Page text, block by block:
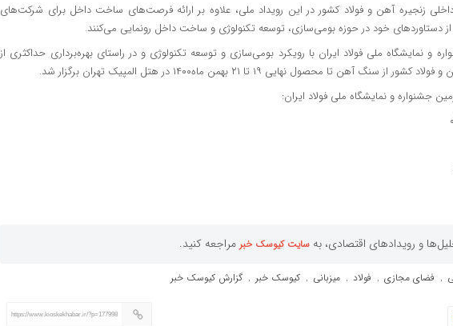
داخلی زنجیره آهن و فولاد کشور در این رویداد ملی، علاوه بر ارائه فرصت‌های ساخت داخل برای شرکت‌های
دستاوردهای خود در حوزه بومی‌سازی، توسعه تکنولوژی و ساخت داخل رونمایی می‌کنند.
و نمایشگاه‌ ملی فولاد ایران با رویکرد بومی‌سازی و توسعه تکنولوژی و در راستای بهره‌برداری حداکثری از
تا محصول نهایی ۱۹ تا ۲۱ بهمن ماه۱۴۰۰ در هتل المپیک تهران برگزار شد.
جشنواره و نمایشگاه ملی فولاد ایران:
و رویدادهای اقتصادی، به سایت کیوسک خبر مراجعه کنید.
, فضای مجازی , فولاد , میزبانی , کیوسک خبر , گزارش کیوسک خبر
https://www.kioskekhabar.ir/?p=177998